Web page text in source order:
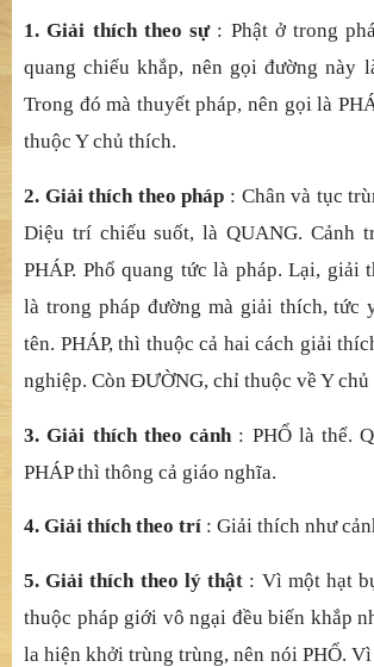
1. TÊN PHẦN: Từ đây trởv ềsau, nói v
Tu Nhân Khế QuảSanh Giải Phần. Tức t ừ
sẽnói về ‘nhân’ viên là ngũvịtu hành
thành tựu th ập thân, đ
nên lấy đó làm tên.
2. TÊN HỘI: PhổQuang PhápĐường H
5 nghĩ a :
1. Giải thích theo s : Ph t ởtrong
quang chiế u khắp, nên g ọi đườ ng này
thuộcY chủthích.
Di ệu trí chiế u su ốt, là QUANG. Cảnh
PHÁP. Phổquang tức là pháp. Lại, giả i
là trong pháp đ ường mà giả i thích, tứ c
tên. PHÁP, thì thu ộccảhai cách giải